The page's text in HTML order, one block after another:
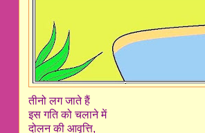
तीनो लग जाते हैं
इस गति को चलाने में
दोलन की आवृत्ति,